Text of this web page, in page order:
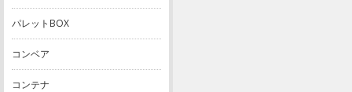
パレットBOX
コンベア
コンテナ